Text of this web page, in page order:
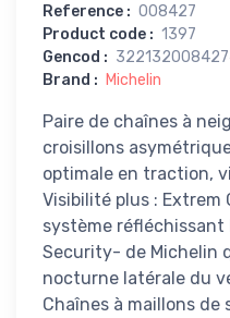
Reference : 008427
Product code : 1397
Gencod :
Brand : Michelin
Paire de chaînes à
croisillons
optimale en traction,
Visibilité plus : Extrem
système réfléchissant
Security- de Michelin
nocturne latérale du
Chaînes à maillons de